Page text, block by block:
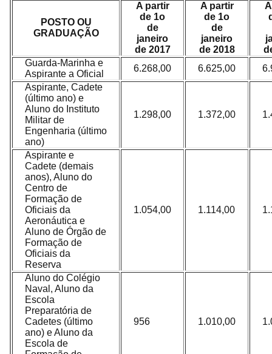
POSTO OU
GRADUAÇÃO
A partir
de 1o
de
janeiro
de 2017
A partir
de 1o
de
janeiro
de 2018
Guarda-Marinha e
Aspirante a Oficial
6.268,00 6.625,00
Aspirante, Cadete
(último ano) e
Aluno do Instituto
Militar de
Engenharia (último
ano)
1.298,00 1.372,00
Aspirante e
Cadete (demais
anos), Aluno do
Centro de
Formação de
Oficiais da
Aeronáutica e
Aluno de Órgão de
Formação de
Oficiais da
Reserva
1.054,00 1.114,00
Aluno do Colégio
Naval, Aluno da
Escola
Preparatória de
Cadetes (último
ano) e Aluno da
Escola de
956 1.010,00